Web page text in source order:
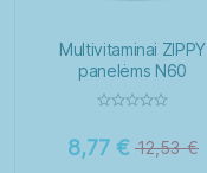
Multivitaminai ZIPPY
panelėms N60
12,53€
8,77 €